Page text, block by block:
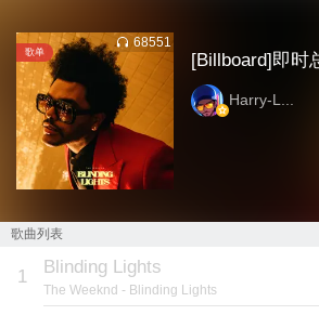
歌单
68551
[Billboard]即时
Harry-L...
歌曲列表
1 Blinding Lights
The Weeknd - Blinding Lights